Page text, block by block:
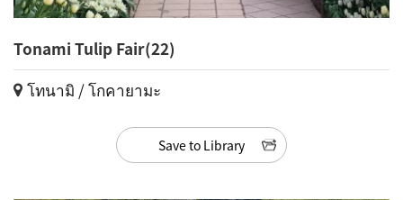
Tonami Tulip Fair(22)
โทนามิ / โกคายามะ
Save to Library